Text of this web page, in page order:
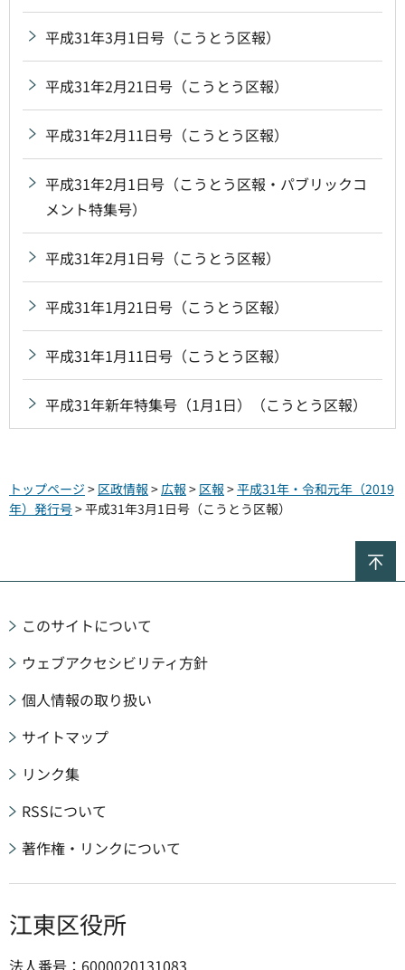
平成31年3月1日号（こうとう区報）
平成31年2月21日号（こうとう区報）
平成31年2月11日号（こうとう区報）
平成31年2月1日号（こうとう区報・パブリックコ
メント特集号）
平成31年2月1日号（こうとう区報）
平成31年1月21日号（こうとう区報）
平成31年1月11日号（こうとう区報）
平成31年新年特集号（1月1日）（こうとう区報）
トップページ > 区政情報 > 広報 > 区報 >平成31年・令和元年（2019
年）発行号> 平成31年3月1日号（こうとう区報）
このサイトについて
ウェブアクセシビリティ方針
個人情報の取り扱い
サイトマップ
リンク集
RSSについて
著作権・リンクについて
江東区役所
法人番号：6000020131083